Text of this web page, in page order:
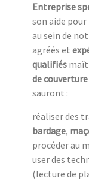
Entreprise
son aide
au sein de
agréés et
qualifiés
de couverture
sauront :
réaliser des
bardage,
procéder au
user des
(lecture de